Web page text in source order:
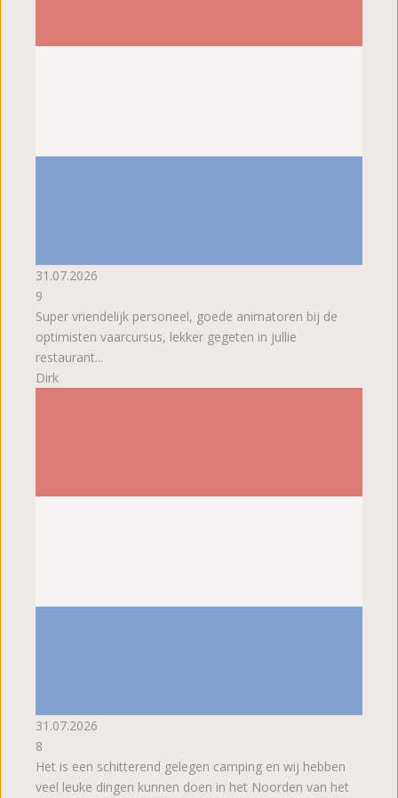
31.07.2026
9
Super vriendelijk personeel, goede animatoren bij de
optimisten vaarcursus, lekker gegeten in jullie
restaurant...
Dirk
31.07.2026
8
Het is een schitterend gelegen camping en wij hebben
veel leuke dingen kunnen doen in het Noorden van het